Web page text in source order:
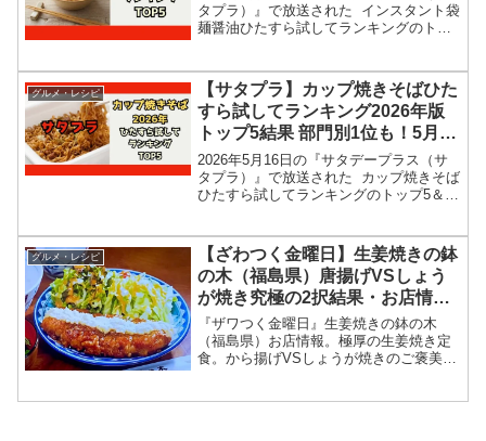
タプラ）』で放送された インスタント袋
麺醤油ひたすら試してランキングのトッ
最新情報をもとに、コンビニ、スーパー
などで買える...
グルメ・レシピ
【サタプラ】カップ焼きそばひた
すら試してランキング2026年版
トップ5結果 部門別1位も！5月16
日
2026年5月16日の『サタデープラス（サ
タプラ）』で放送された カップ焼きそば
ひたすら試してランキングのトップ5＆部
をもとに、コンビニ、スーパーなどで買
える 12...
グルメ・レシピ
【ざわつく金曜日】生姜焼きの鉢
の木（福島県）唐揚げVSしょう
が焼き究極の2択結果・お店情報
2026年4月10日
『ザワつく金曜日』生姜焼きの鉢の木
（福島県）お店情報。極厚の生姜焼き定
食。から揚げVSしょうが焼きのご褒美グ